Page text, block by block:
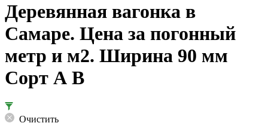
Деревянная вагонка в
Самаре. Цена за погонный
метр и м2. Ширина 90 мм
Сорт А В
Очистить